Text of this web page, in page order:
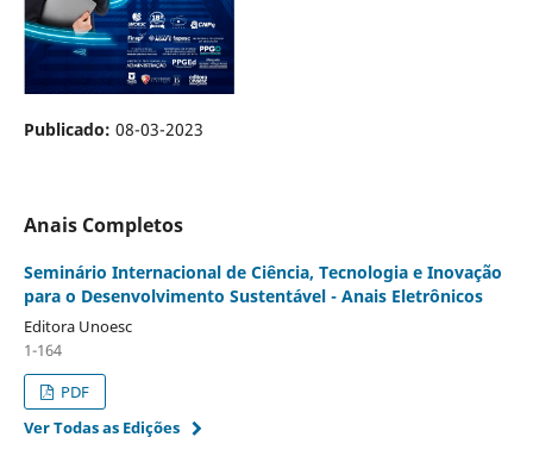
Publicado: 08-03-2023
Anais Completos
Seminário Internacional de Ciência, Tecnologia e Inovação
para o Desenvolvimento Sustentável - Anais Eletrônicos
Editora Unoesc
1-164
PDF
Ver Todas as Edições